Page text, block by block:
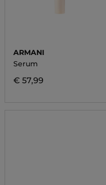
ARMANI
Serum
€ 57,99